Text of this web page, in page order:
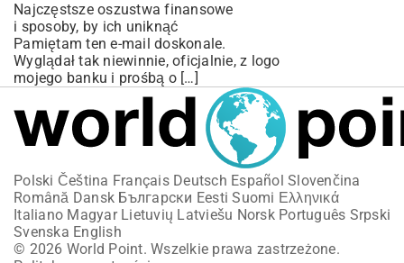
Najczęstsze oszustwa finansowe
i sposoby, by ich uniknąć
Pamiętam ten e-mail doskonale.
Wyglądał tak niewinnie, oficjalnie, z logo
mojego banku i prośbą o […]
Polski Čeština Français Deutsch Español Slovenčina
Română Dansk Български Eesti Suomi Ελληνικά
Italiano Magyar Lietuvių Latviešu Norsk Português Srpski
Svenska English
© 2026 World Point. Wszelkie prawa zastrzeżone.